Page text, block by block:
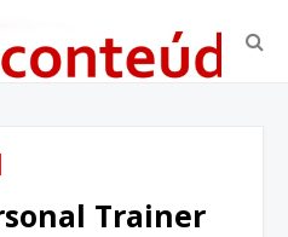
Trainer